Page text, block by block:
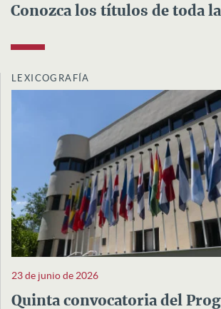
Conozca los títulos de toda
LEXICOGRAFÍA
23 de junio de 2026
Quinta convocatoria del